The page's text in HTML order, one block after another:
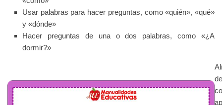
Usar palabras para hacer preguntas, como «quién», «qué»
y «dónde»
Hacer preguntas de una o dos palabras, como «¿A
dormir?»